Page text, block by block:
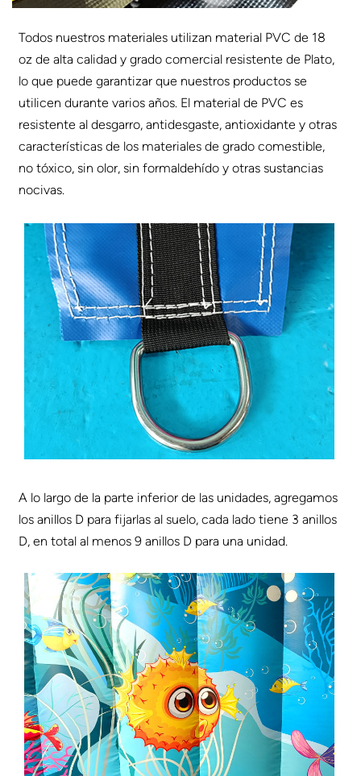
Todos nuestros materiales utilizan material PVC de 18
oz de alta calidad y grado comercial resistente de Plato,
lo que puede garantizar que nuestros productos se
utilicen durante varios años. El material de PVC es
resistente al desgarro, antidesgaste, antioxidante y otras
características de los materiales de grado comestible,
no tóxico, sin olor, sin formaldehído y otras sustancias
nocivas.
A lo largo de la parte inferior de las unidades, agregamos
los anillos D para fijarlas al suelo, cada lado tiene 3 anillos
D, en total al menos 9 anillos D para una unidad.